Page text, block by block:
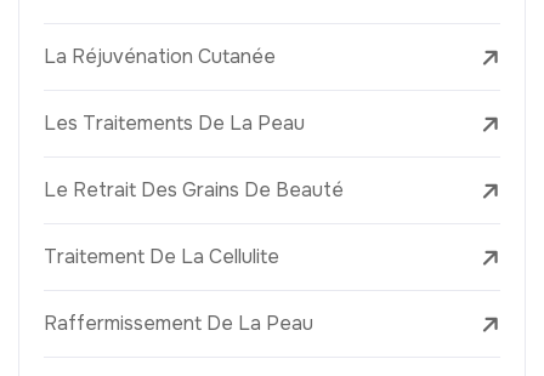
La Réjuvénation Cutanée
Les Traitements De La Peau
Le Retrait Des Grains De Beauté
Traitement De La Cellulite
Raffermissement De La Peau